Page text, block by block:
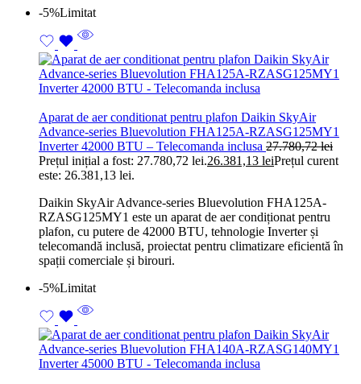
-5%Limitat
Aparat de aer conditionat pentru plafon Daikin SkyAir
Advance-series Bluevolution FHA125A-RZASG125MY1
Inverter 42000 BTU – Telecomanda inclusa 27.780,72lei
Prețul inițial a fost: 27.780,72 lei.26.381,13 leiPrețul curent
este: 26.381,13 lei.
Daikin SkyAir Advance-series Bluevolution FHA125A-
RZASG125MY1 este un aparat de aer condiționat pentru
plafon, cu putere de 42000 BTU, tehnologie Inverter și
telecomandă inclusă, proiectat pentru climatizare eficientă în
spații comerciale și birouri.
-5%Limitat